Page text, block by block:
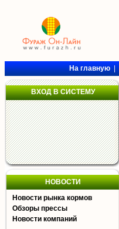
На главную
ВХОД В СИСТЕМУ
НОВОСТИ
Новости рынка кормов
Обзоры прессы
Новости компаний